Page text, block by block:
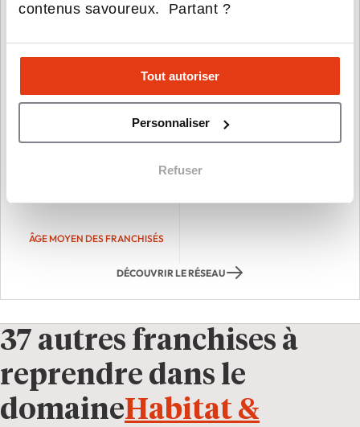
contenus savoureux. Partant ?
Tout autoriser
Personnaliser
Refuser
2013
ANNÉE DE CRÉATION
190
IMPLANTATIONS SUR LE
ÂGE MOYEN DES FRANCHISÉS
DÉCOUVRIR LE RÉSEAU
37 autres franchises à
reprendre dans le
domaineHabitat &